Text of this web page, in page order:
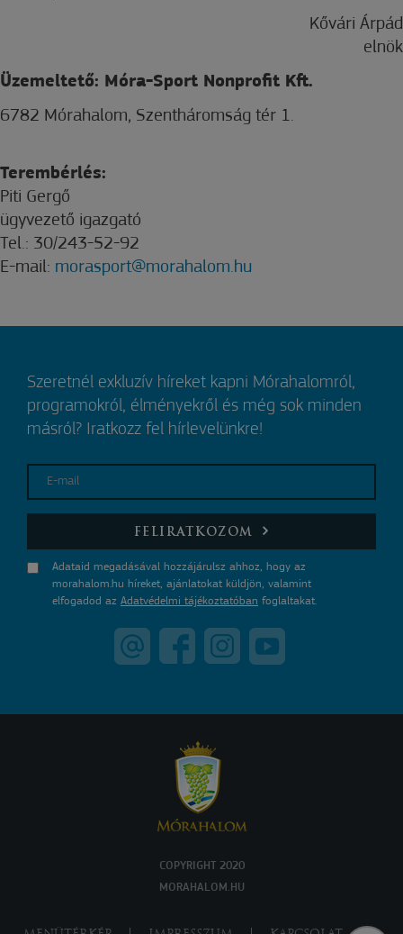
Kővári Árpád
elnök
Üzemeltető: Móra-Sport Nonprofit Kft.
6782 Mórahalom, Szentháromság tér 1.
Terembérlés:
Piti Gergő
ügyvezető igazgató
Tel.: 30/243-52-92
E-mail: morasport@morahalom.hu
Szeretnél exkluzív híreket kapni Mórahalomról,
programokról, élményekről és még sok minden
másról? Iratkozz fel hírlevelünkre!
E-mail
FELIRATKOZOM
Adataid megadásával hozzájárulsz ahhoz, hogy az
morahalom.hu híreket, ajánlatokat küldjön, valamint
elfogadod az Adatvédelmi tájékoztatóban foglaltakat.
COPYRIGHT 2020
MORAHALOM.HU